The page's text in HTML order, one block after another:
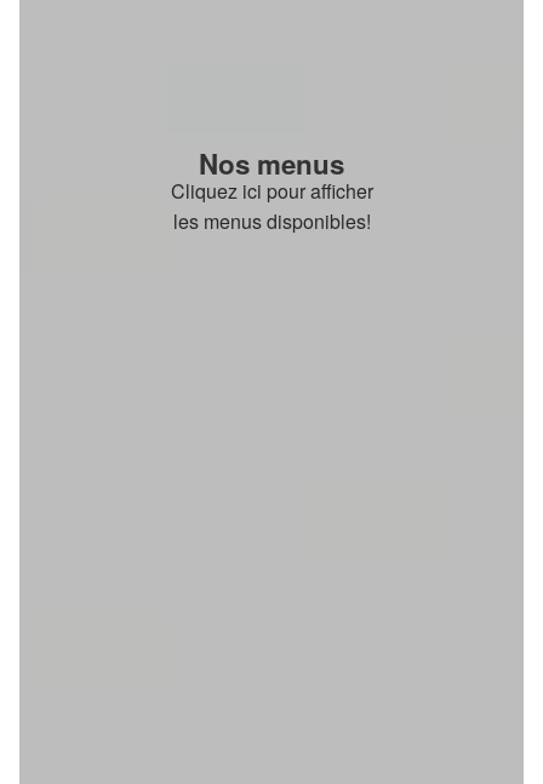
Nos menus
Cliquez ici pour afficher
les menus disponibles!